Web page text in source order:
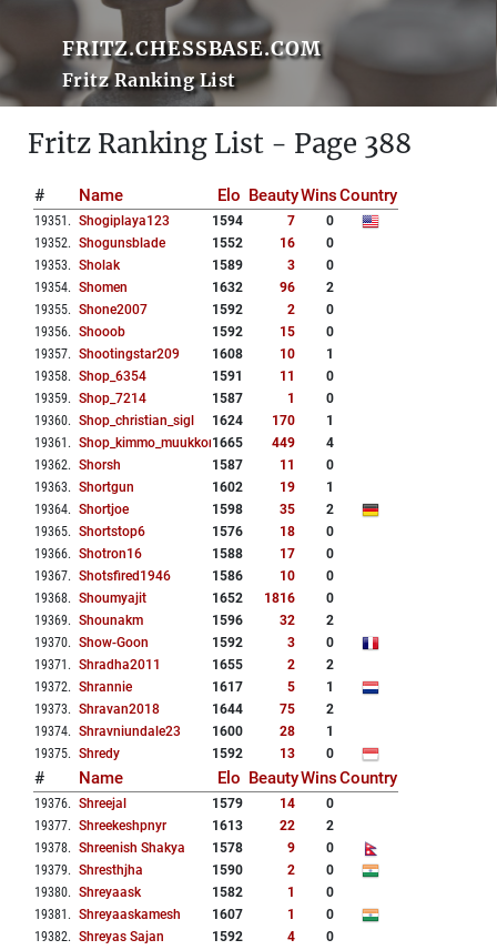
FRITZ.CHESSBASE.COM
Fritz Ranking List
Fritz Ranking List - Page 388
# Name Elo BeautyWinsCountry
19351 . Shogiplaya123 1594 7
0
19352. Shogunsblade 1552 16
0
19353. Sholak 1589 3
0
19354. Shomen 1632 96
2
19355. Shone2007 1592 2
0
19356. Shooob 1592 15
0
19357. Shootingstar209 1608 10
1
19358. Shop_6354 1591 11
0
19359. Shop_7214 1587 1
0
19360. Shop_christian_sigl 1624 170
1
19361 . Shop_kimmo_muukkonen
1665 449
4
19362. Shorsh 1587 11
0
19363. Shortgun 1602 19
1
19364. Shortjoe 1598 35
2
19365. Shortstop6 1576 18
0
19366. Shotron16 1588 17
0
19367. Shotsfired1946 1586 10
0
19368. Shoumyajit 1652 1816
0
19369. Shounakm 1596 32
2
19370. Show-Goon 1592 3
0
19371 . Shradha2011 1655 2
2
19372. Shrannie 1617 5
1
19373. Shravan2018 1644 75
2
19374. Shravniundale23 1600 28
1
19375. Shredy 1592 13 0
# Name Elo BeautyWinsCountry
19376. Shreejal 1579 14
0
19377. Shreekeshpnyr 1613 22
2
19378. Shreenish Shakya 1578 9
0
19379. Shresthjha 1590 2
0
19380. Shreyaask 1582 1
0
19381 . Shreyaaskamesh 1607 1
0
19382. Shreyas Sajan 1592 4
0